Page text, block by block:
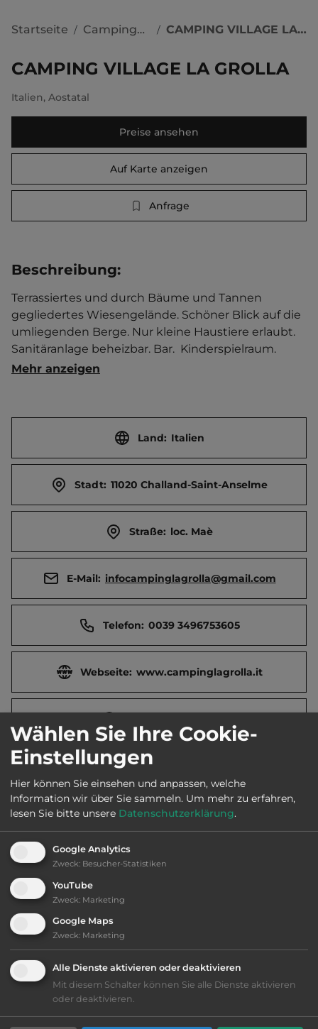
Startseite / Campingplätze / CAMPING VILLAGE LA GROLLA
CAMPING VILLAGE LA GROLLA
Italien, Aostatal
Preise ansehen
Auf Karte anzeigen
Anfrage
Beschreibung:
Terrassiertes und durch Bäume und Tannen
gegliedertes Wiesengelände. Schöner Blick auf die
umliegenden Berge. Nur kleine Haustiere erlaubt.
Sanitäranlage beheizbar. Bar.  Kinderspielraum.
Tischfußball. Mehrzwecksportfeld. Bogenschießen.
Touristen-/Dauerstellplätze 93/0.
Mehr anzeigen
Land: Italien
Stadt: 11020 Challand-Saint-Anselme
Straße: loc. Maè
E-Mail: infocampinglagrolla@gmail.com
Telefon: 0039 3496753605
Webseite: www.campinglagrolla.it
Öffnungszeiten:
Telefon: 0039 0125 944033
Ausstattung
Abfahrtslauf
Langlauf
Schlepplift
Wählen Sie Ihre Cookie-
Einstellungen
Hier können Sie einsehen und anpassen, welche
Information wir über Sie sammeln. Um mehr zu erfahren,
lesen Sie bitte unsere Datenschutzerklärung.
Google Analytics
Zweck: Besucher-Statistiken
YouTube
Zweck: Marketing
Google Maps
Zweck: Marketing
Alle Dienste aktivieren oder deaktivieren
Mit diesem Schalter können Sie alle Dienste aktivieren
oder deaktivieren.